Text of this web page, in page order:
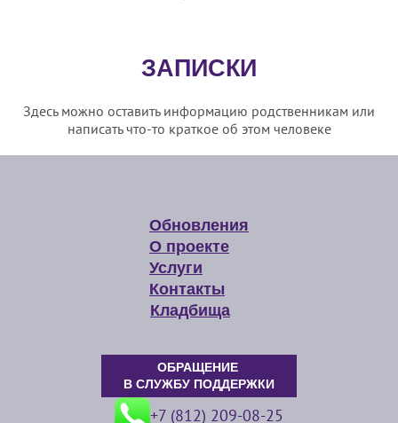
ЗАПИСКИ
Здесь можно оставить информацию родственникам или
написать что-то краткое об этом человеке
Обновления
О проекте
Услуги
Контакты
Кладбища
ОБРАЩЕНИЕ
В СЛУЖБУ ПОДДЕРЖКИ
+7 (812) 209-08-25